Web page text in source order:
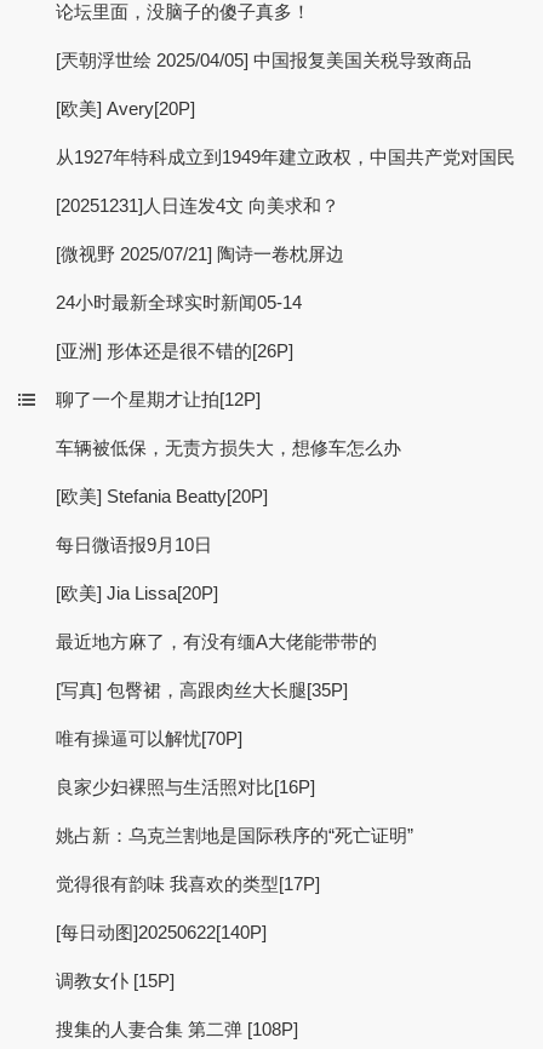
论坛里面，没脑子的傻子真多！
[兲朝浮世绘 2025/04/05] 中国报复美国关税导致商品
[欧美] Avery[20P]
从1927年特科成立到1949年建立政权，中国共产党对国民
[20251231]人日连发4文 向美求和？
[微视野 2025/07/21] 陶诗一卷枕屏边
24小时最新全球实时新闻05-14
[亚洲] 形体还是很不错的[26P]
聊了一个星期才让拍[12P]
车辆被低保，无责方损失大，想修车怎么办
[欧美] Stefania Beatty[20P]
每日微语报9月10日
[欧美] Jia Lissa[20P]
最近地方麻了，有没有缅A大佬能带带的
[写真] 包臀裙，高跟肉丝大长腿[35P]
唯有操逼可以解忧[70P]
良家少妇裸照与生活照对比[16P]
姚占新：乌克兰割地是国际秩序的“死亡证明”
觉得很有韵味 我喜欢的类型[17P]
[每日动图]20250622[140P]
调教女仆 [15P]
搜集的人妻合集 第二弹 [108P]